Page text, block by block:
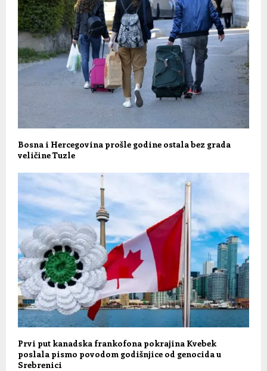
Bosna i Hercegovina prošle godine ostala bez grada
veličine Tuzle
Prvi put kanadska frankofona pokrajina Kvebek
poslala pismo povodom godišnjice od genocida u
Srebrenici